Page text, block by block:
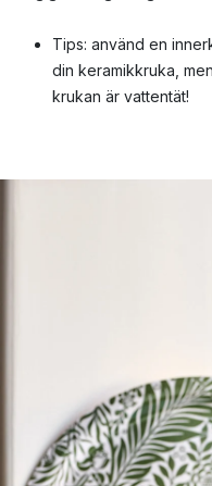
Tips: använd en
din keramikkruka,
krukan är vattentät!